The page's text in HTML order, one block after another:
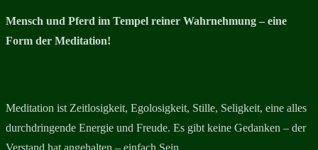
Mensch und Pferd im Tempel reiner Wahrnehmung – eine
Form der Meditation!
Meditation ist Zeitlosigkeit, Egolosigkeit, Stille, Seligkeit, eine alles
durchdringende Energie und Freude. Es gibt keine Gedanken – der
Verstand hat angehalten – einfach Sein…